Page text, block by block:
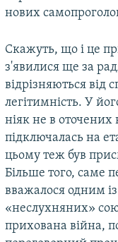
нових
Скажуть, що і це
з'явилися ще за
відрізняються від
легітимність. У
ніяк не в оточених
підключалась на
цьому теж був
Більше того, саме
вважалося одним із
«неслухняних»
прихована війна,